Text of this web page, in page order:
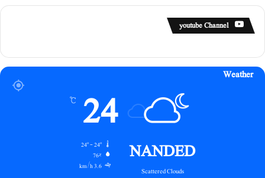
youtube Channel
Weather
NANDED
Scattered Clouds
24
℃
76%
3.6 km/h